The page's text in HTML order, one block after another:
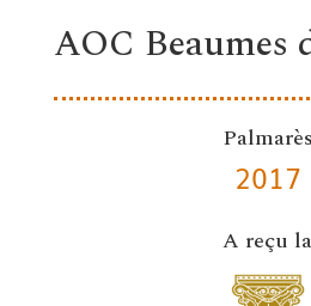
AOC Beaumes
Palmarès
2017
A reçu la